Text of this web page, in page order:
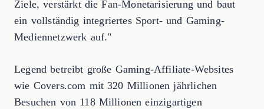
Ziele, verstärkt die Fan-Monetarisierung und baut
ein vollständig integriertes Sport- und Gaming-
Mediennetzwerk auf."
Legend betreibt große Gaming-Affiliate-Websites
wie Covers.com mit 320 Millionen jährlichen
Besuchen von 118 Millionen einzigartigen